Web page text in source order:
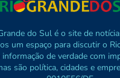
do Sul é o site de
um espaço para discutir o
de verdade com
são política, cidades e